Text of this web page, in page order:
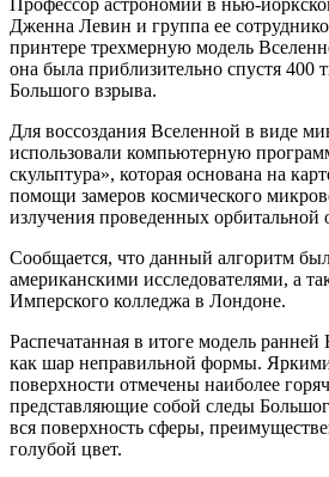
Дженна Левин и группа ее
принтере трехмерную модель
она была приблизительно спустя 400
Большого взрыва.
Для воссоздания Вселенной в виде
использовали компьютерную
скульптура», которая основана на
помощи замеров космического
излучения проведенных орбитальной
Сообщается, что данный алгоритм был
американскими исследователями, а
Имперского колледжа в Лондоне.
Распечатанная в итоге модель
как шар неправильной формы.
поверхности отмечены наиболее
представляющие собой следы
вся поверхность сферы,
голубой цвет.